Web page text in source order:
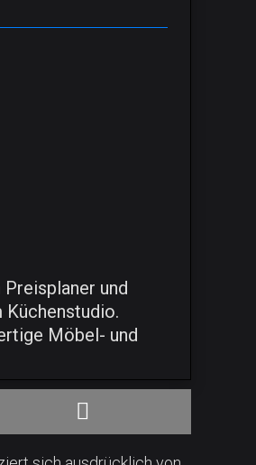
und
Möbel- und